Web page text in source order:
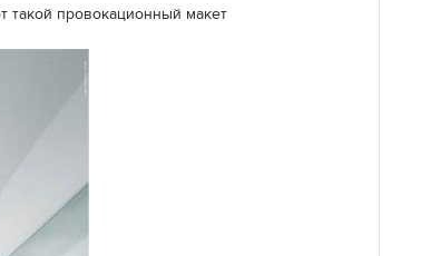
такой провокационный макет